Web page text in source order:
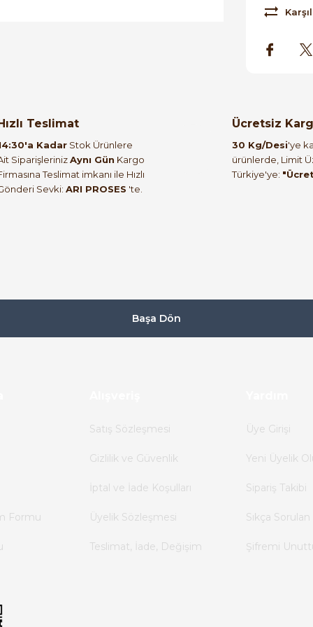
Hızlı Teslimat
Kadar Stok Ürünlere
SiparişlerinizAynı Gün Kargo
Teslimat imkanı ile Hızlı
Sevki: ARI PROSES 'te.
Ücretsiz
30 Kg/Desi'ye
ürünlerde, Limit
Türkiye'ye:
Başa Dön
Formu
Satış Sözleşmesi
Gizlilik ve Güvenlik
İptal ve İade Koşulları
Üyelik Sözleşmesi
Teslimat, İade, Değişim
Üye Girişi
Yeni Üyelik
Sipariş Takibi
Sıkça
Şifremi